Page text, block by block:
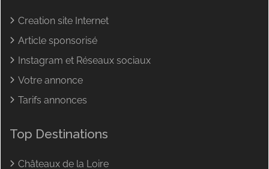
Creation site Internet
Article sponsorisé
Instagram et Réseaux sociaux
Votre annonce
Tarifs annonces
Top Destinations
Châteaux de la Loire